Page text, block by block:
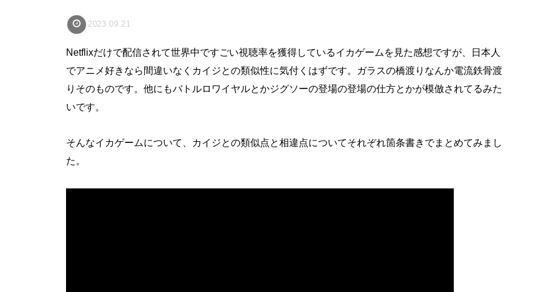
2023.09.21
Netflixだけで配信されて世界中ですごい視聴率を獲得しているイカゲームを見た感想ですが、日本人
でアニメ好きなら間違いなくカイジとの類似性に気付くはずです。ガラスの橋渡りなんか電流鉄骨渡
りそのものです。他にもバトルロワイヤルとかジグソーの登場の登場の仕方とかが模倣されてるみた
いです。
そんなイカゲームについて、カイジとの類似点と相違点についてそれぞれ箇条書きでまとめてみまし
た。